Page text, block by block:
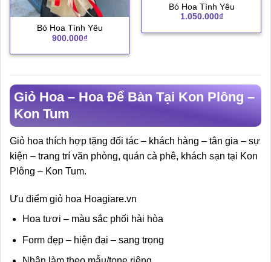
Bó Hoa Tình Yêu
900.000₫
Bó Hoa Tình Yêu
1.050.000₫
Giỏ Hoa – Hoa Để Bàn Tại Kon Plông –
Kon Tum
Giỏ hoa thích hợp tặng đối tác – khách hàng – tân gia – sự
kiện – trang trí văn phòng, quán cà phê, khách sạn tại Kon
Plông – Kon Tum.
Ưu điểm giỏ hoa Hoagiare.vn
Hoa tươi – màu sắc phối hài hòa
Form đẹp – hiện đại – sang trọng